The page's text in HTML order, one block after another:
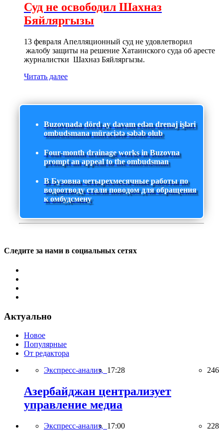
Суд не освободил Шахназ
Бяйляргызы
13 февраля Апелляционный суд не удовлетворил
жалобу защиты на решение Хатаинского суда об аресте
журналистки Шахназ Бяйляргызы.
Читать далее
Buzovnada dörd ay davam edən drenaj işləri
ombudsmana müraciətə səbəb olub
Four-month drainage works in Buzovna
prompt an appeal to the ombudsman
В Бузовна четырехмесячные работы по
водоотводу стали поводом для обращения
к омбудсмену
Следите за нами в социальных сетях
Актуально
Новое
Популярные
От редактора
Экспресс-анализ, 17:28 246
Азербайджан централизует
управление медиа
Экспресс-анализ, 17:00 228